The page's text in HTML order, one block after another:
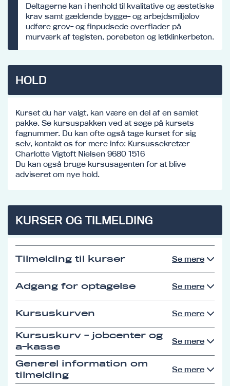
Deltagerne kan i henhold til kvalitative og æstetiske
krav samt gældende bygge- og arbejdsmiljølov
udføre grov- og finpudsede overflader på
murværk af teglsten, porebeton og letklinkerbeton.
HOLD
Kurset du har valgt, kan være en del af en samlet
pakke. Se kursuspakken ved at søge på kursets
fagnummer. Du kan ofte også tage kurset for sig
selv, kontakt os for mere info: Kursussekretær
Charlotte Vigtoft Nielsen 9680 1516
Du kan også bruge kursusagenten for at blive
adviseret om nye hold.
KURSER OG TILMELDING
Tilmelding til kurser Se mere
Adgang for optagelse Se mere
Kursuskurven Se mere
Kursuskurv - jobcenter og
a-kasse
Se mere
Generel information om
tilmelding
Se mere